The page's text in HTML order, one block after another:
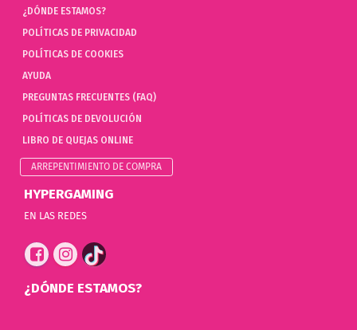
¿DÓNDE ESTAMOS?
POLÍTICAS DE PRIVACIDAD
POLÍTICAS DE COOKIES
AYUDA
PREGUNTAS FRECUENTES (FAQ)
POLÍTICAS DE DEVOLUCIÓN
LIBRO DE QUEJAS ONLINE
ARREPENTIMIENTO DE COMPRA
HYPERGAMING
EN LAS REDES
¿DÓNDE ESTAMOS?